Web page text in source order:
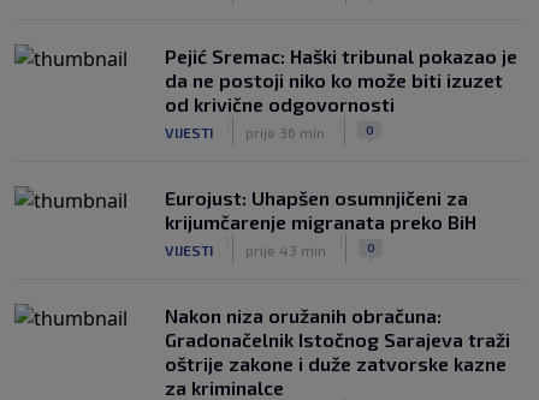
Pejić Sremac: Haški tribunal pokazao je
da ne postoji niko ko može biti izuzet
od krivične odgovornosti
VIJESTI prije 36 min 0
Eurojust: Uhapšen osumnjičeni za
krijumčarenje migranata preko BiH
VIJESTI prije 43 min 0
Nakon niza oružanih obračuna:
Gradonačelnik Istočnog Sarajeva traži
oštrije zakone i duže zatvorske kazne
za kriminalce